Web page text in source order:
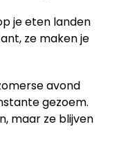
je eten landen
ze maken je
avond
gezoem.
maar ze blijven